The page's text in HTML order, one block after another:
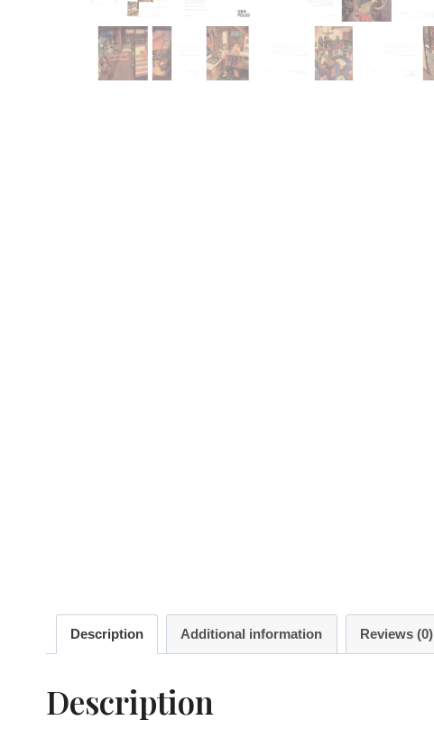
Description Additional information Reviews (0)
Description